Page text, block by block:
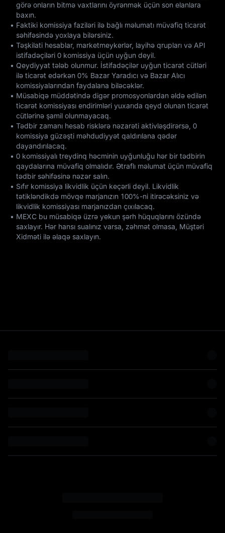
görə onların bitmə vaxtlarını öyrənmək üçün son elanlara
baxın.
• Faktiki komissiya faziləri ilə bağlı məlumatı müvafiq ticarət
səhifəsində yoxlaya bilərsiniz.
• Təşkilati hesablar, marketmeykerlər, layihə qrupları və API
istifadəçiləri 0 komissiya üçün uyğun deyil.
• Qeydiyyat tələb olunmur. İstifadəçilər uyğun ticarət cütləri
ilə ticarət edərkən 0% Bazar Yaradıcı və Bazar Alıcı
komissiyalarından faydalana biləcəklər.
• Müsabiqə müddətində digər promosyonlardan əldə edilən
ticarət komissiyası endirimləri yuxarıda qeyd olunan ticarət
cütlərinə şamil olunmayacaq.
• Tədbir zamanı hesab risklərə nəzarəti aktivləşdirərsə, 0
komissiya güzəşti məhdudiyyət qaldırılana qədər
dayandırılacaq.
• 0 komissiyalı treydinq həcminin uyğunluğu hər bir tədbirin
qaydalarına müvafiq olmalıdır. Ətraflı məlumat üçün müvafiq
tədbir səhifəsinə nəzər salın.
• Sıfır komissiya likvidlik üçün keçərli deyil. Likvidlik
tətikləndikdə mövqe marjanızın 100%-ni itirəcəksiniz və
likvidlik komissiyası marjanızdan çıxılacaq.
• MEXC bu müsabiqə üzrə yekun şərh hüquqlarını özündə
saxlayır. Hər hansı sualınız varsa, zəhmət olmasa, Müştəri
Xidməti ilə əlaqə saxlayın.